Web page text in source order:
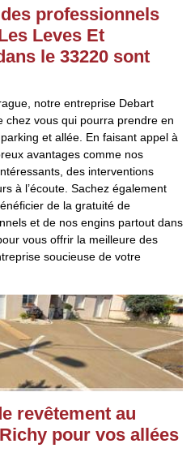
professionnels
Leves Et
le 33220 sont
notre entreprise Debart
chez vous qui pourra prendre en
et allée. En faisant appel à
avantages comme nos
des interventions
à l’écoute. Sachez également
de la gratuité de
et de nos engins partout dans
vous offrir la meilleure des
soucieuse de votre
revêtement au
pour vos allées